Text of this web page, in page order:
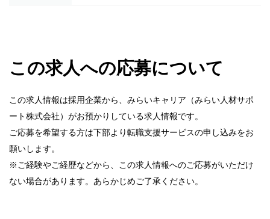
この求人への応募について
この求人情報は採用企業から、みらいキャリア（みらい人材サポ
ート株式会社）がお預かりしている求人情報です。
ご応募を希望する方は下部より転職支援サービスの申し込みをお
願いします。
※ご経験やご経歴などから、この求人情報へのご応募がいただけ
ない場合があります。あらかじめご了承ください。